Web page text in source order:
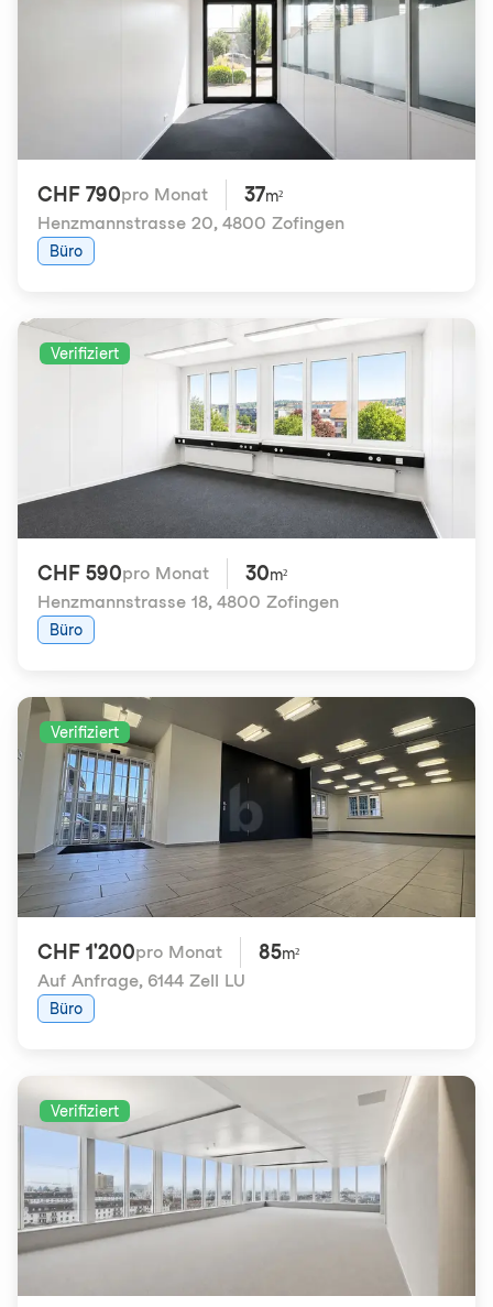
CHF 790pro Monat 37m²
Henzmannstrasse 20, 4800 Zofingen
Büro
Verifiziert
CHF 590pro Monat 30m²
Henzmannstrasse 18, 4800 Zofingen
Büro
Verifiziert
CHF 1'200pro Monat 85m²
Auf Anfrage, 6144 Zell LU
Büro
Verifiziert